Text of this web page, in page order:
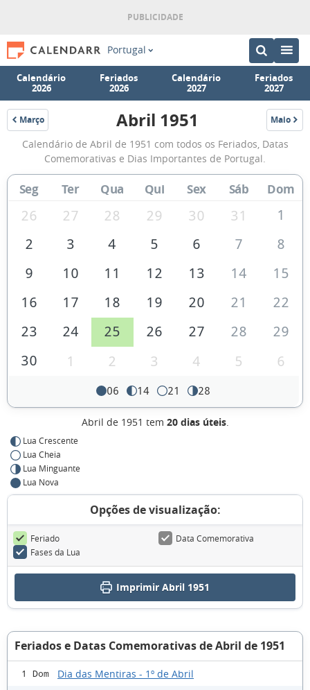
Portugal
Calendário
2026
Feriados
2026
Calendário
2027
Feriados
2027
Março
1951
Calendário
de
Abril
de
1951
Abril 1951 Maio
1951
Calendário de Abril de 1951 com todos os Feriados, Datas
Comemorativas e Dias Importantes de Portugal.
Seg Ter Qua Qui Sex Sáb Dom
26 27 28 29 30 31
1
2
3 4 5 6 7
8
9
10 11 12 13 14
15
16
17 18 19 20 21
22
23
24 25 26 27 28
29
30
1 2 3 4 5 6
06 14 21 28
Abril de 1951 tem 20 dias úteis.
Lua Crescente
Lua Cheia
Lua Minguante
Lua Nova
Opções de visualização:
Feriado
Data Comemorativa
Fases da Lua
Imprimir Abril 1951
Feriados e Datas Comemorativas de Abril de 1951
1 Dom Dia das Mentiras - 1º de Abril